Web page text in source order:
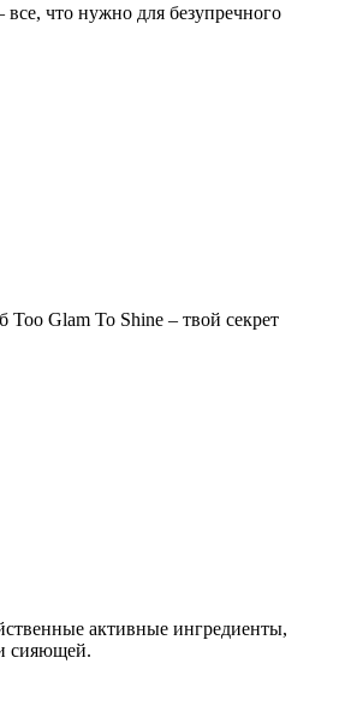
что нужно для безупречного
Glam To Shine – твой секрет
активные ингредиенты,
сияющей.